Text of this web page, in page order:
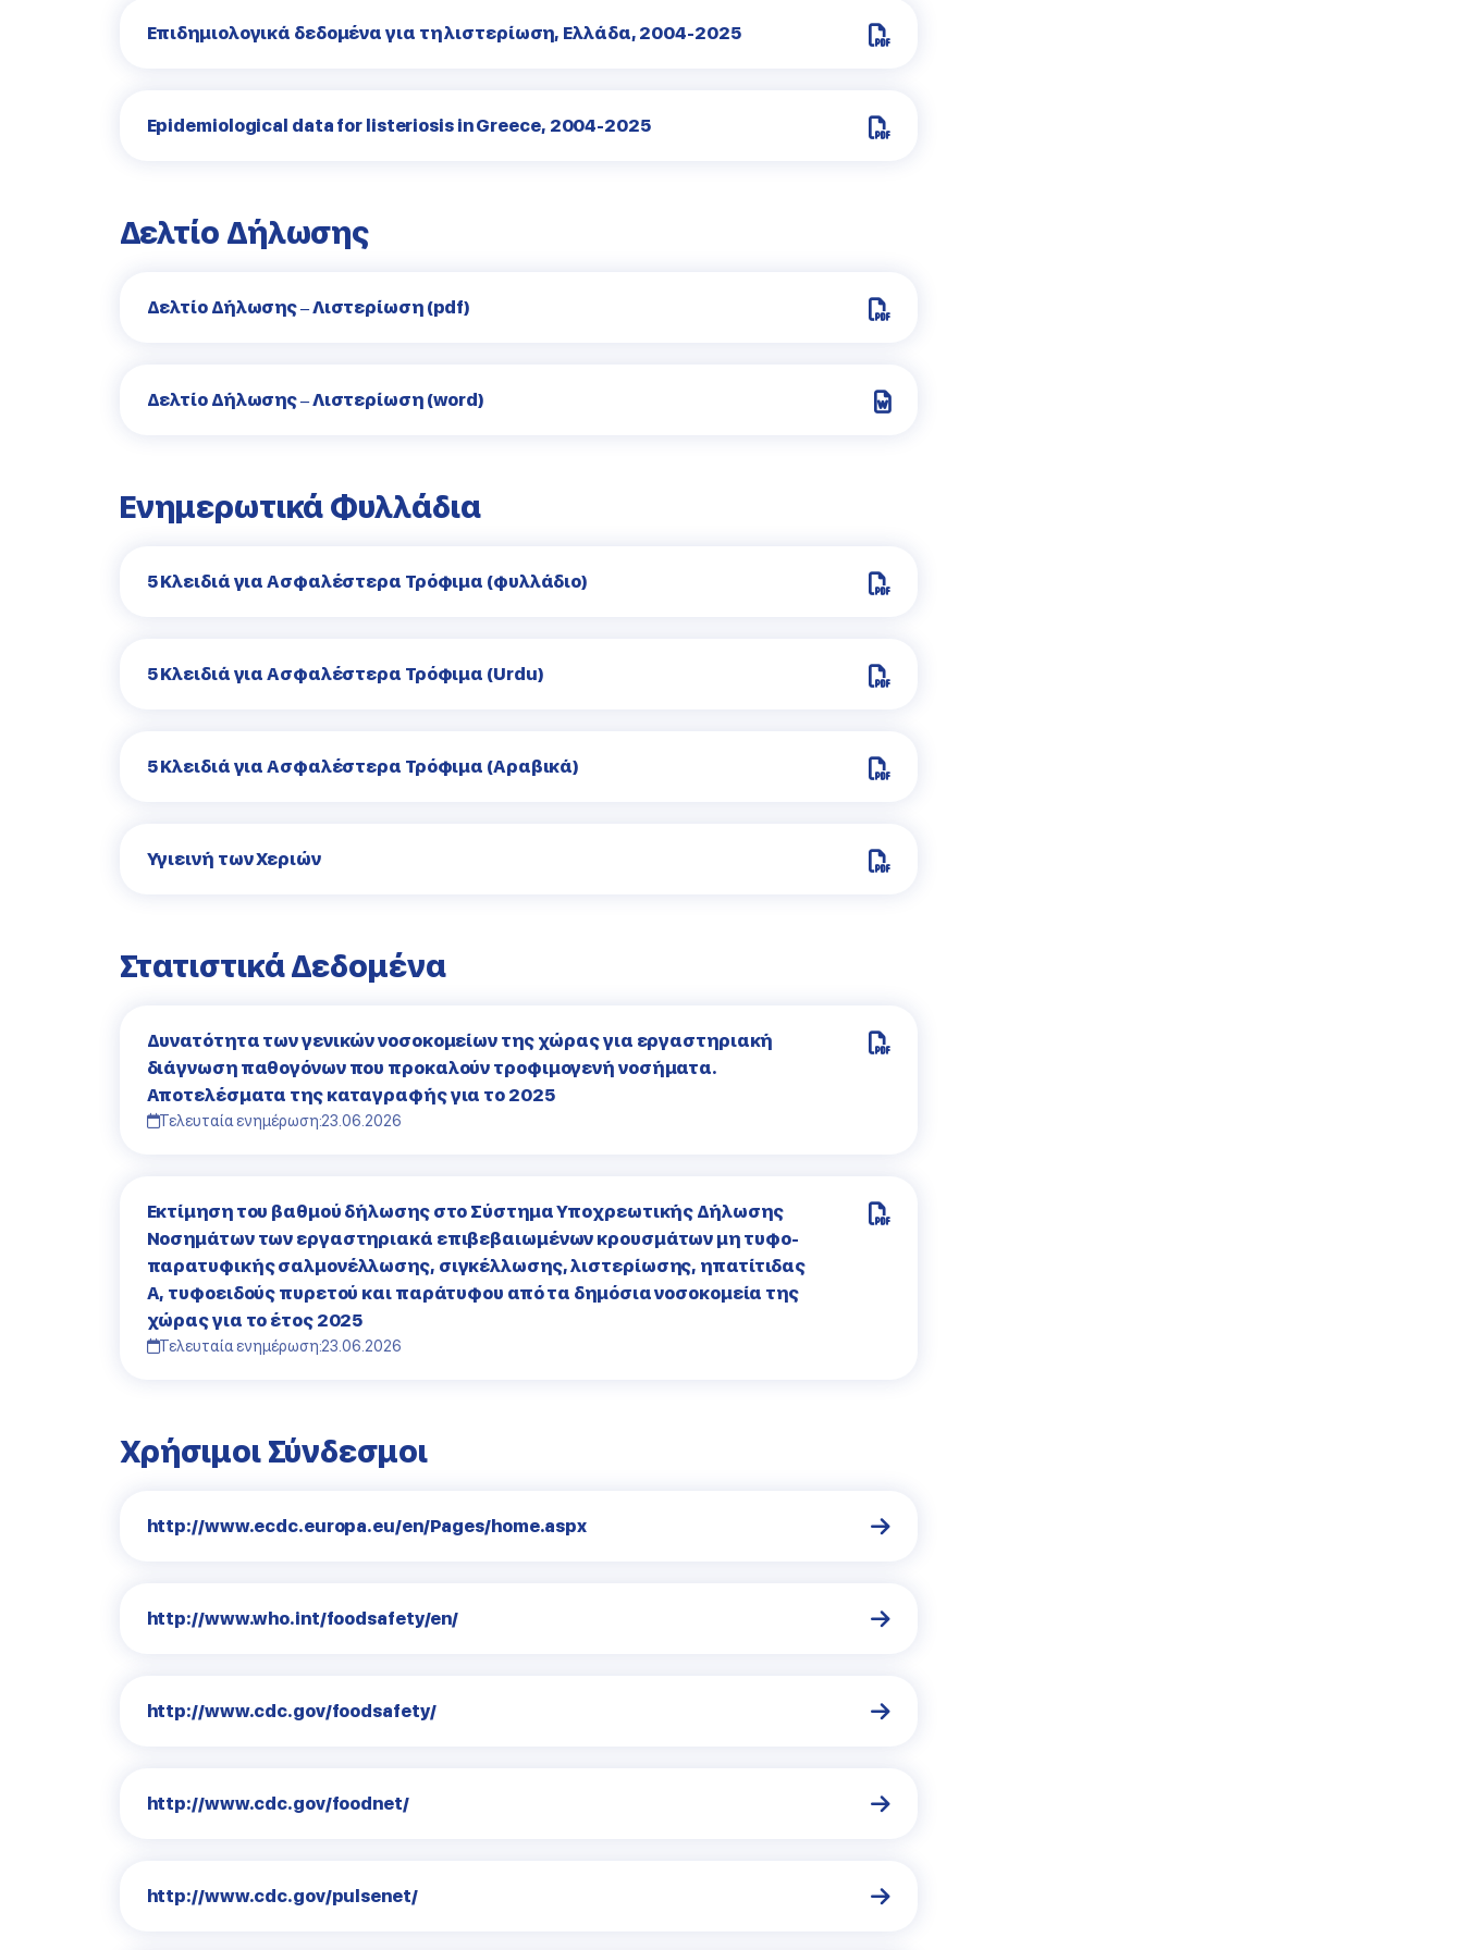
Επιδημιολογικά δεδομένα για τη λιστερίωση, Ελλάδα, 2004-2025
Epidemiological data for listeriosis in Greece, 2004-2025
Δελτίο Δήλωσης
Δελτίο Δήλωσης – Λιστερίωση (pdf)
Δελτίο Δήλωσης – Λιστερίωση (word)
Ενημερωτικά Φυλλάδια
5 Κλειδιά για Ασφαλέστερα Τρόφιμα (φυλλάδιο)
5 Κλειδιά για Ασφαλέστερα Τρόφιμα (Urdu)
5 Κλειδιά για Ασφαλέστερα Τρόφιμα (Αραβικά)
Υγιεινή των Χεριών
Στατιστικά Δεδομένα
Δυνατότητα των γενικών νοσοκομείων της χώρας για εργαστηριακή
διάγνωση παθογόνων που προκαλούν τροφιμογενή νοσήματα.
Αποτελέσματα της καταγραφής για το 2025
Τελευταία ενημέρωση:23.06.2026
Εκτίμηση του βαθμού δήλωσης στο Σύστημα Υποχρεωτικής Δήλωσης
Νοσημάτων των εργαστηριακά επιβεβαιωμένων κρουσμάτων μη τυφο-
παρατυφικής σαλμονέλλωσης, σιγκέλλωσης, λιστερίωσης, ηπατίτιδας
Α, τυφοειδούς πυρετού και παράτυφου από τα δημόσια νοσοκομεία της
χώρας για το έτος 2025
Τελευταία ενημέρωση:23.06.2026
Χρήσιμοι Σύνδεσμοι
http://www.ecdc.europa.eu/en/Pages/home.aspx
http://www.who.int/foodsafety/en/
http://www.cdc.gov/foodsafety/
http://www.cdc.gov/foodnet/
http://www.cdc.gov/pulsenet/